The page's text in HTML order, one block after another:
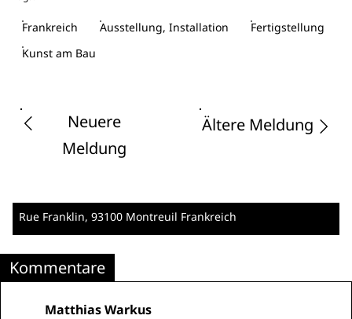
Frankreich Ausstellung, Installation
Fertigstellung
Kunst am Bau
Neuere
Meldung
Ältere Meldung
Rue Franklin, 93100 Montreuil Frankreich
Kommentare
Matthias Warkus